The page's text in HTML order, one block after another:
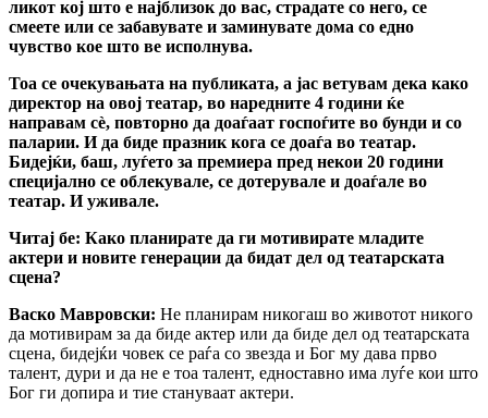
ликот кој што е најблизок до вас, страдате со него, се
смеете или се забавувате и заминувате дома со едно
чувство кое што ве исполнува.
Тоа се очекувањата на публиката, а јас ветувам дека како
директор на овој театар, во наредните 4 години ќе
направам сè, повторно да доаѓаат госпоѓите во бунди и со
паларии. И да биде празник кога се доаѓа во театар.
Бидејќи, баш, луѓето за премиера пред некои 20 години
специјално се облекувале, се дотерувале и доаѓале во
театар. И уживале.
Читај бе: Како планирате да ги мотивирате младите
актери и новите генерации да бидат дел од театарската
сцена?
Васко Мавровски: Не планирам никогаш во животот никого
да мотивирам за да биде актер или да биде дел од театарската
сцена, бидејќи човек се раѓа со звезда и Бог му дава прво
талент, дури и да не е тоа талент, едноставно има луѓе кои што
Бог ги допира и тие стануваат актери.